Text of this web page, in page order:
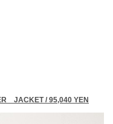
JACKET / 95,040 YEN